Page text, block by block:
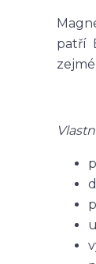
patří